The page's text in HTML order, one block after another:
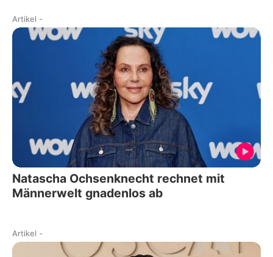
Artikel -
Natascha Ochsenknecht rechnet mit
Männerwelt gnadenlos ab
Artikel -